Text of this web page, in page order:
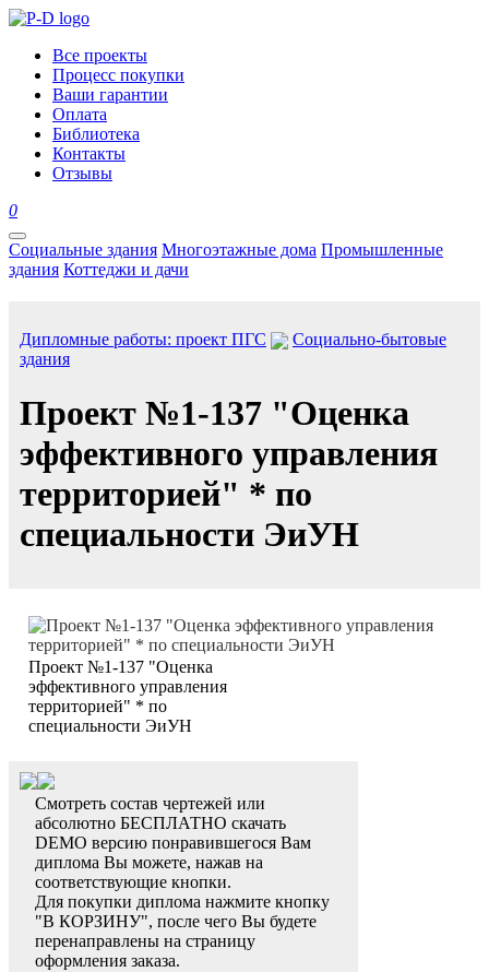
Все проекты
Процесс покупки
Ваши гарантии
Оплата
Библиотека
Контакты
Отзывы
0
Социальные здания Многоэтажные дома Промышленные
здания Коттеджи и дачи
Дипломные работы: проект ПГС
Социально-бытовые
здания
Проект №1-137 "Оценка
эффективного управления
территорией" * по
специальности ЭиУН
Проект №1-137 "Оценка
эффективного управления
территорией" * по
специальности ЭиУН
Смотреть состав чертежей или
абсолютно БЕСПЛАТНО скачать
DEMO версию понравившегося Вам
диплома Вы можете, нажав на
соответствующие кнопки.
Для покупки диплома нажмите кнопку
"В КОРЗИНУ", после чего Вы будете
перенаправлены на страницу
оформления заказа.